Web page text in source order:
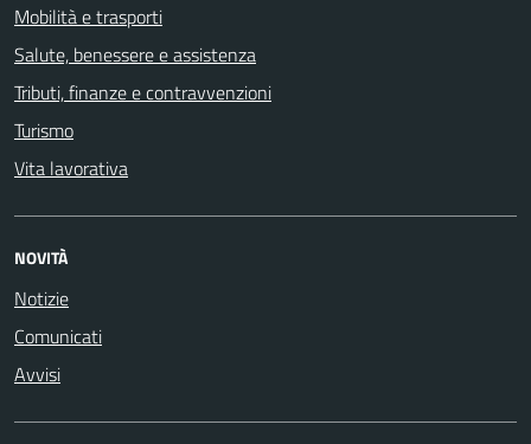
Mobilità e trasporti
Salute, benessere e assistenza
Tributi, finanze e contravvenzioni
Turismo
Vita lavorativa
NOVITÀ
Notizie
Comunicati
Avvisi